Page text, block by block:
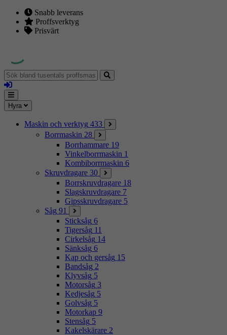
Snabb leverans
Proffsverktyg
Prisvärt
Sök
bland
tusentals
proffsmaskiner
Logga
in
Mina
sidor
Meny
Hyra
Maskin och verktyg 433
Borrmaskin 28
Borrhammare 19
Vinkelborrmaskin 1
Kombiborrmaskin 6
Skruvdragare 30
Borrskruvdragare 18
Slagskruvdragare 7
Gipsskruvdragare 5
Såg 91
Sticksåg 6
Tigersåg 11
Cirkelsåg 14
Sänksåg 6
Kap och gersåg 15
Bandsåg 2
Klyvsåg 5
Motorsåg 3
Kedjesåg 5
Golvsåg 5
Motorkap 9
Stensåg 5
Kakelskärare 2